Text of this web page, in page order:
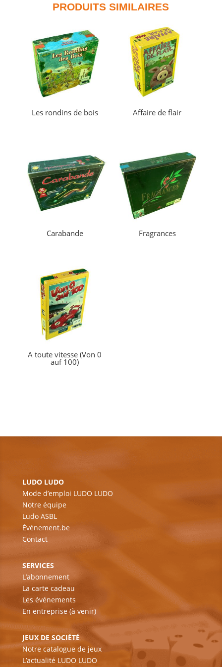
PRODUITS SIMILAIRES
Les rondins de bois Affaire de flair
Carabande Fragrances
A toute vitesse (Von 0
auf 100)
LUDO LUDO
Mode d’emploi LUDO LUDO
Notre équipe
Ludo ASBL
Événement.be
Contact
SERVICES
L’abonnement
La carte cadeau
Les événements
En entreprise (à venir)
JEUX DE SOCIÉTÉ
Notre catalogue de jeux
L’actualité LUDO LUDO